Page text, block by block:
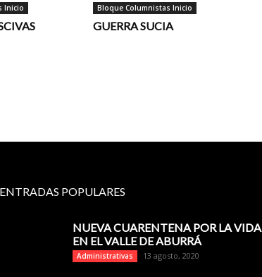
Inicio Bloque Columnistas Inicio
GUERRA SUCIA
ENTRADAS POPULARES
NUEVA CUARENTENA POR LA VIDA
EN EL VALLE DE ABURRÁ
Administrativas 13 agosto, 2020